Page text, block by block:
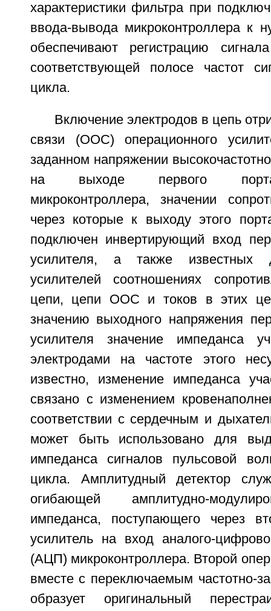
характеристики фильтра при
ввода-вывода микроконтроллера к
обеспечивают регистрацию
соответствующей полосе частот
цикла.
Включение электродов в цепь
связи (ООС) операционного
заданном напряжении
на выходе первого
микроконтроллера, значении
через которые к выходу этого
подключен инвертирующий вход
усилителя, а также известных
усилителей соотношениях
цепи, цепи ООС и токов в этих
значению выходного напряжения
усилителя значение импеданса
электродами на частоте этого
известно, изменение импеданса
связано с изменением
соответствии с сердечным и
может быть использовано для
импеданса сигналов пульсовой
цикла. Амплитудный детектор
огибающей амплитудно-
импеданса, поступающего через
усилитель на вход аналого-
(АЦП) микроконтроллера. Второй
вместе с переключаемым частотно-
образует оригинальный